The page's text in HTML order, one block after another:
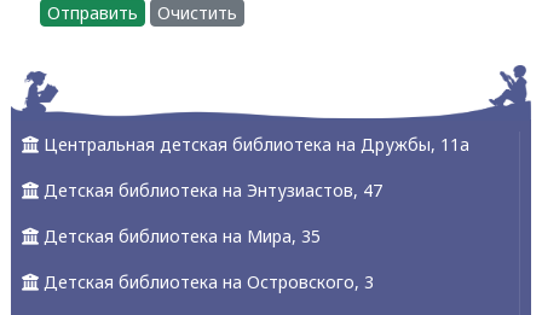
Отправить Очистить
Центральная детская библиотека на Дружбы, 11а
Детская библиотека на Энтузиастов, 47
Детская библиотека на Мира, 35
Детская библиотека на Островского, 3